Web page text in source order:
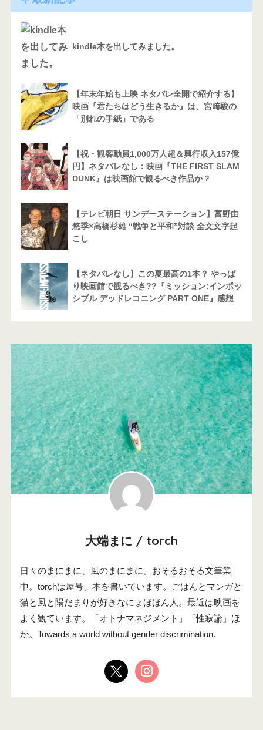
kindle本を出してみました。
【年末年始も上映 ネタバレ全開で紹介する】
映画『君たちはどう生きるか』は、宮﨑駿の
「別れの手紙」である
【祝・観客動員1,000万人超＆興行収入157億
円】ネタバレなし：映画『THE FIRST SLAM
DUNK』は映画館で観るべき作品か？
【テレビ朝日 サンデーステーション】富野由
悠季×高橋杉雄 “戦争と平和”対談 全文文字起
こし
【ネタバレなし】この夏最高の1本？ やっぱ
り映画館で観るべき??『ミッション:インポッ
シブル デッドレコニング PART ONE』感想
大端まに / torch
日々のまにまに、風のまにまに。おそるおそる文筆業
中。torchは屋号、本を書いています。ごはんとマンガと
猫と風と陽だまりが好きなにょほほん人。最近は映画を
よく観ています。「オトナマネジメント」「性寂論」ほ
か。Towards a world without gender discrimination.